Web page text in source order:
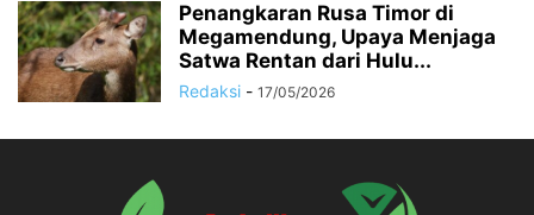
Penangkaran Rusa Timor di
Megamendung, Upaya Menjaga
Satwa Rentan dari Hulu...
Redaksi - 17/05/2026